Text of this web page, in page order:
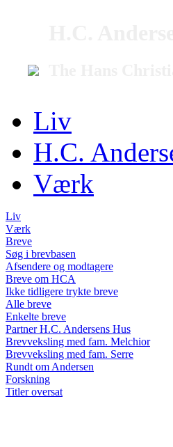
Liv
H.C.
Værk
Liv
Værk
Breve
Søg i brevbasen
Afsendere og modtagere
Breve om HCA
Ikke tidligere trykte breve
Alle breve
Enkelte breve
Partner H.C. Andersens Hus
Brevveksling med fam. Melchior
Brevveksling med fam. Serre
Rundt om Andersen
Forskning
Titler oversat